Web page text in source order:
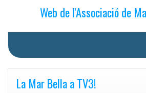
Web de l'Associació de
La Mar Bella a TV3!